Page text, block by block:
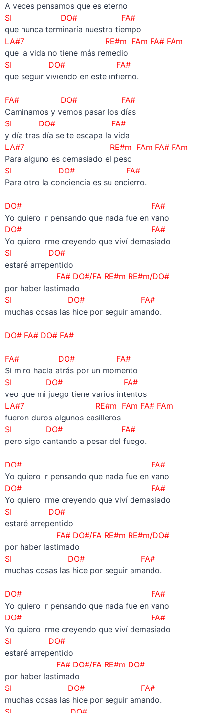
A veces pensamos que es eterno
SI DO# FA#
que nunca terminaría nuestro tiempo
LA#7 RE#m FAm FA# FAm
que la vida no tiene más remedio
SI DO# FA#
que seguir viviendo en este infierno.
FA# DO# FA#
Caminamos y vemos pasar los días
SI DO# FA#
y día tras día se te escapa la vida
LA#7 RE#m FAm FA# FAm
Para alguno es demasiado el peso
SI DO# FA#
Para otro la conciencia es su encierro.
DO# FA#
Yo quiero ir pensando que nada fue en vano
DO# FA#
Yo quiero irme creyendo que viví demasiado
SI DO#
estaré arrepentido
FA# DO#/FA RE#m RE#m/DO#
por haber lastimado
SI DO# FA#
muchas cosas las hice por seguir amando.
DO# FA# DO# FA#
FA# DO# FA#
Si miro hacia atrás por un momento
SI DO# FA#
veo que mi juego tiene varios intentos
LA#7 RE#m FAm FA# FAm
fueron duros algunos casilleros
SI DO# FA#
pero sigo cantando a pesar del fuego.
DO# FA#
Yo quiero ir pensando que nada fue en vano
DO# FA#
Yo quiero irme creyendo que viví demasiado
SI DO#
estaré arrepentido
FA# DO#/FA RE#m RE#m/DO#
por haber lastimado
SI DO# FA#
muchas cosas las hice por seguir amando.
DO# FA#
Yo quiero ir pensando que nada fue en vano
DO# FA#
Yo quiero irme creyendo que viví demasiado
SI DO#
estaré arrepentido
FA# DO#/FA RE#m DO#
por haber lastimado
SI DO# FA#
muchas cosas las hice por seguir amando.